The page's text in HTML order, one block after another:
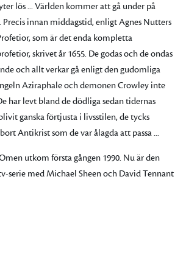
lös ... Världen kommer att gå under på
Precis innan middagstid, enligt Agnes Nutters
som är det enda kompletta
skrivet år 1655. De godas och de ondas
och allt verkar gå enligt den gudomliga
Aziraphale och demonen Crowley inte
har levt bland de dödliga sedan tidernas
ganska förtjusta i livsstilen, de tycks
Antikrist som de var ålagda att passa ...
utkom första gången 1990. Nu är den
serie med Michael Sheen och David Tennant